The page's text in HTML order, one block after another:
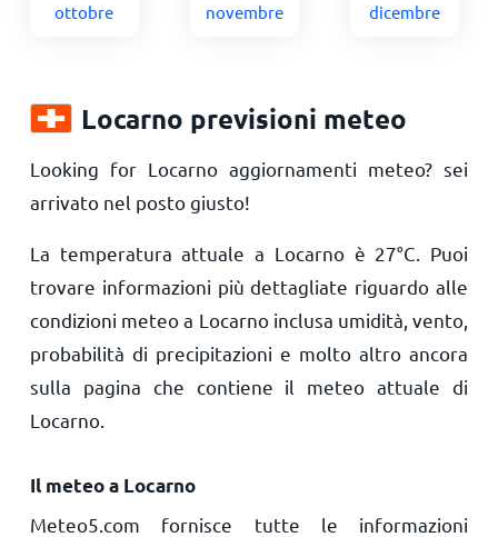
ottobre novembre dicembre
Locarno previsioni meteo
Looking for Locarno aggiornamenti meteo? sei
arrivato nel posto giusto!
La temperatura attuale a Locarno è 27°C . Puoi
trovare informazioni più dettagliate riguardo alle
condizioni meteo a Locarno inclusa umidità, vento,
probabilità di precipitazioni e molto altro ancora
sulla pagina che contiene il meteo attuale di
Locarno.
Il meteo a Locarno
Meteo5.com fornisce tutte le informazioni